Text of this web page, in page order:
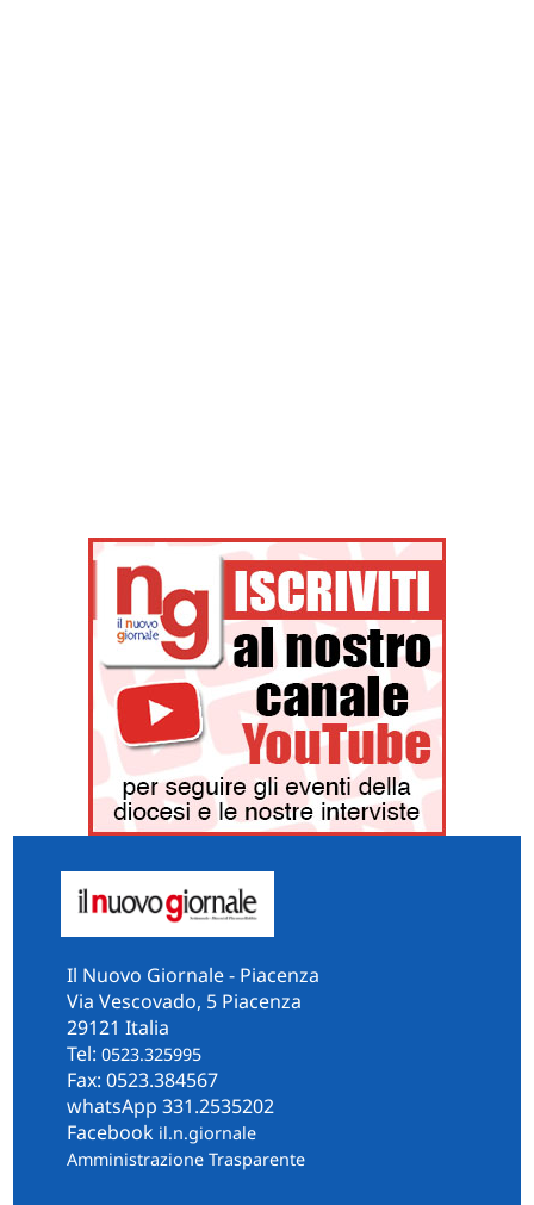
Il Nuovo Giornale - Piacenza
Via Vescovado, 5 Piacenza
29121 Italia
Tel: 0523.325995
Fax: 0523.384567
whatsApp 331.2535202
Facebook il.n.giornale
Amministrazione Trasparente